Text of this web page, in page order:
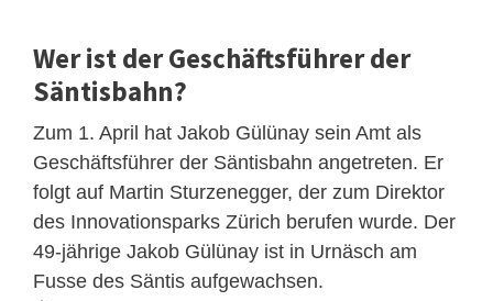
Wer ist der Geschäftsführer der
Säntisbahn?
Zum 1. April hat Jakob Gülünay sein Amt als
Geschäftsführer der Säntisbahn angetreten. Er
folgt auf Martin Sturzenegger, der zum Direktor
des Innovationsparks Zürich berufen wurde. Der
49-jährige Jakob Gülünay ist in Urnäsch am
Fusse des Säntis aufgewachsen.